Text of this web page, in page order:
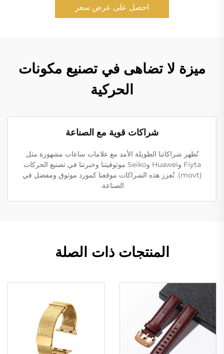
احصل على عرض سعر
ميزة لا تضاهى في تصنيع مكونات
الحركية
شراكات قوية مع الصناعة
تُظهر شراكاتنا الطويلة الأمد مع علامات ساعات مشهورة مثل
Fiyta وHuawei وSeiko موثوقيتنا وخبرتنا في تصنيع الحركات
(movt). تُعزز هذه الشراكات موقعنا كمورد موثوق ومفضل في
الصناعة.
المنتجات ذات الصلة